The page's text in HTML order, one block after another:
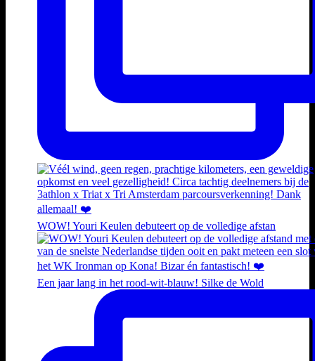
WOW! Youri Keulen debuteert op de volledige afstan
Een jaar lang in het rood-wit-blauw! Silke de Wold